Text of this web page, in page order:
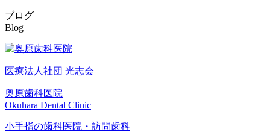
ブログ
Blog
医療法人社団 光志会
奥原歯科医院
Okuhara Dental Clinic
小手指の歯科医院・訪問歯科